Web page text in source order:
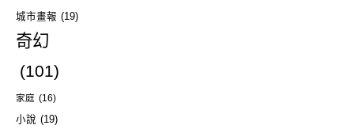
城市畫報 (19)
奇幻
(101)
家庭 (16)
小說 (19)